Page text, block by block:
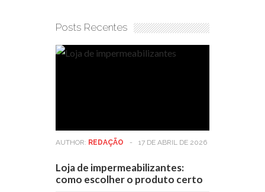
Posts Recentes
AUTHOR: REDAÇÃO - 17 DE ABRIL DE 2026
Loja de impermeabilizantes:
como escolher o produto certo